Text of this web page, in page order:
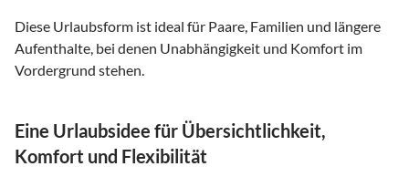
Diese Urlaubsform ist ideal für Paare, Familien und längere
Aufenthalte, bei denen Unabhängigkeit und Komfort im
Vordergrund stehen.
Eine Urlaubsidee für Übersichtlichkeit,
Komfort und Flexibilität